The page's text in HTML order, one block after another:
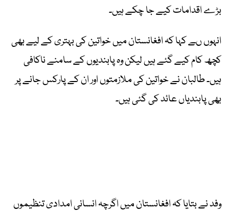
بڑے اقدامات کیے جا چکے ہیں۔
انہوں ںے کہا کہ افغانستان میں خواتین کی بہتری کے لیے بھی
کچھ کام کیے گئے ہیں لیکن وہ پابندیوں کے سامنے ناکافی
ہیں۔ طالبان نے خواتین کی ملازمتوں اور ان کے پارکس جانے پر
بھی پابندیاں عائد کی گئی ہیں۔
وفد نے بتایا کہ افغانستان میں اگرچہ انسانی امدادی تنظیموں